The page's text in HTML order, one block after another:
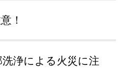
！
浄による火災に注